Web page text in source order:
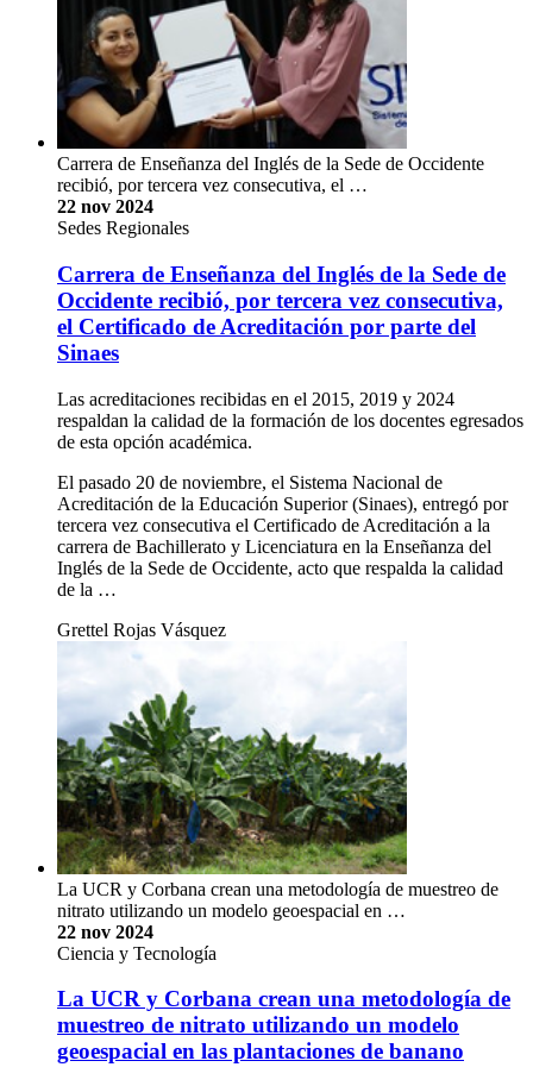
Carrera de Enseñanza del Inglés de la Sede de Occidente
recibió, por tercera vez consecutiva, el …
22 nov 2024
Sedes Regionales
Carrera de Enseñanza del Inglés de la Sede de
Occidente recibió, por tercera vez consecutiva,
el Certificado de Acreditación por parte del
Sinaes
Las acreditaciones recibidas en el 2015, 2019 y 2024
respaldan la calidad de la formación de los docentes egresados
de esta opción académica.
El pasado 20 de noviembre, el Sistema Nacional de
Acreditación de la Educación Superior (Sinaes), entregó por
tercera vez consecutiva el Certificado de Acreditación a la
carrera de Bachillerato y Licenciatura en la Enseñanza del
Inglés de la Sede de Occidente, acto que respalda la calidad
de la …
Grettel Rojas Vásquez
La UCR y Corbana crean una metodología de muestreo de
nitrato utilizando un modelo geoespacial en …
22 nov 2024
Ciencia y Tecnología
La UCR y Corbana crean una metodología de
muestreo de nitrato utilizando un modelo
geoespacial en las plantaciones de banano